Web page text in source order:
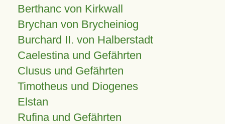
Berthanc von Kirkwall
Brychan von Brycheiniog
Burchard II. von Halberstadt
Caelestina und Gefährten
Clusus und Gefährten
Timotheus und Diogenes
Elstan
Rufina und Gefährten